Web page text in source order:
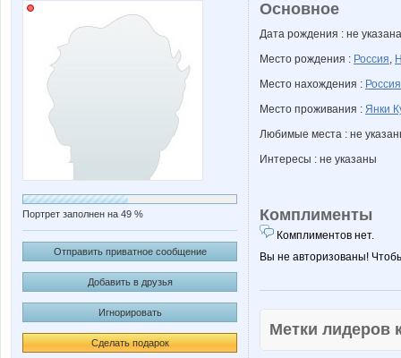
Портрет заполнен на 49 %
Отправить приватное сообщение
Добавить в друзья
Игнорировать
Сделать подарок
Основное
Дата рождения : не указана
Место рождения : Россия,
Место нахождения : Россия
Место проживания : Янки
Любимые места : не
Интересы : не указаны
Комплименты
Комплиментов нет.
Вы не авторизованы!
Метки